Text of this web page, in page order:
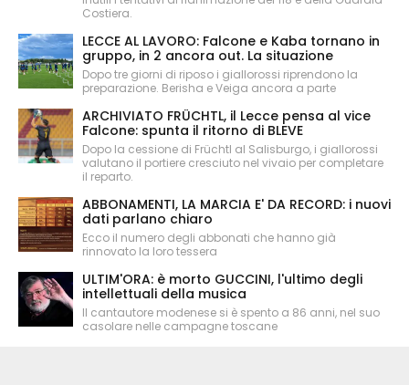
Costiera.
LECCE AL LAVORO: Falcone e Kaba tornano in
gruppo, in 2 ancora out. La situazione
Dopo tre giorni di riposo i giallorossi riprendono la
preparazione. Berisha e Veiga ancora a parte
ARCHIVIATO FRÜCHTL, il Lecce pensa al vice
Falcone: spunta il ritorno di BLEVE
Dopo la cessione di Früchtl al Salisburgo, i giallorossi
valutano il portiere cresciuto nel vivaio per completare
il reparto.
ABBONAMENTI, LA MARCIA E' DA RECORD: i nuovi
dati parlano chiaro
Ecco il numero degli abbonati che hanno già
rinnovato la loro tessera
ULTIM'ORA: è morto GUCCINI, l'ultimo degli
intellettuali della musica
Il cantautore modenese si è spento a 86 anni, nel suo
casolare nelle campagne toscane